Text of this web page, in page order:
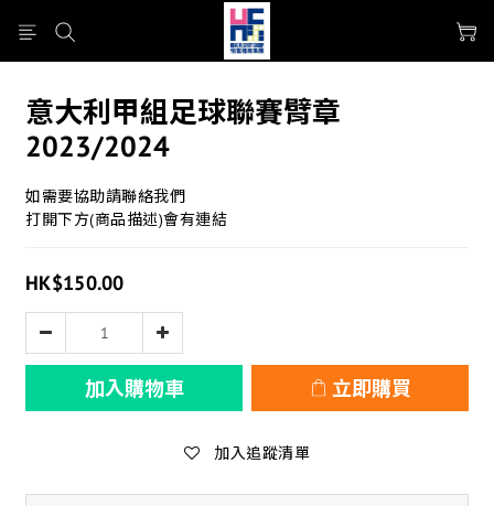
意大利甲組足球聯賽臂章
2023/2024
如需要協助請聯絡我們
打開下方(商品描述)會有連結
HK$150.00
加入購物車 立即購買
加入追蹤清單